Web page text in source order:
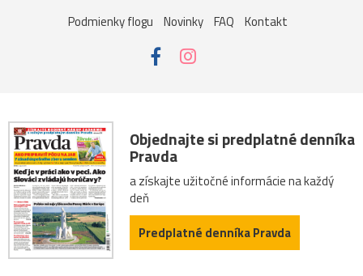
Podmienky flogu Novinky FAQ Kontakt
Objednajte si predplatné denníka
Pravda
a získajte užitočné informácie na každý
deň
Predplatné denníka Pravda